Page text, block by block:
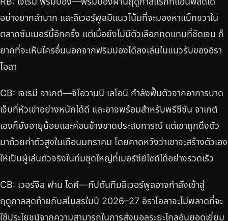
อย่างยากลำบาก และลิเวอร์พูลมีแนวโน้มที่จะมองหาแบ็กขวาใน
ตลาดซัมเมอร์นี้อีกครั้ง แต่เมื่อยังไม่มีตัวเลือกทดแทนที่ชัดเจน ก็
ยากที่จะเห็นใครอื่นนอกจากฟริมปองได้ลงเล่นในแนวรับของอิรา
โอลา
CB: เจเรมี จาเกต์—จิโอวานนี เลโอนี กำลังฟื้นตัวจากอาการบาด
เจ็บที่หัวเข่าอย่างหนักได้ดี และอาจพร้อมสำหรับพรีซีซัน จาเกต์
เองก็ยังอายุน้อยและค่อนข้างขาดประสบการณ์ แต่เขาถูกดึงตัว
มาด้วยค่าตัวสูงในเดือนมกราคม โดยคาดหวังว่าเขาจะสร้างตัวเอง
ให้เป็นผู้เล่นตัวจริงในทีมชุดใหญ่ที่เมอร์ซีย์ไซด์ได้อย่างรวดเร็ว
CB: เวอร์จิล ฟาน ไดค์—กัปตันทีมลิเวอร์พูลอาจกำลังเข้าสู่
ฤดูกาลสุดท้ายกับสโมสรในปี 2026–27 อิราโอลาจะไม่พลาดที่จะ
ใช้ประโยชน์จากความสามารถในการส่งบอลระยะไกลอันยอดเยี่ยม